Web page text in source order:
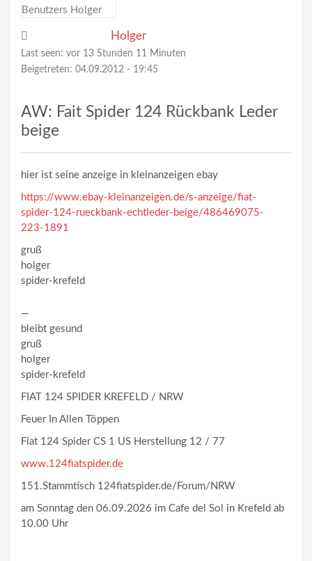
Holger
Last seen: vor 13 Stunden 11 Minuten
Beigetreten: 04.09.2012 - 19:45
AW: Fait Spider 124 Rückbank Leder
beige
hier ist seine anzeige in kleinanzeigen ebay
https://www.ebay-kleinanzeigen.de/s-anzeige/fiat-
spider-124-rueckbank-echtleder-beige/486469075-
223-1891
gruß
holger
spider-krefeld
—
bleibt gesund
gruß
holger
spider-krefeld
FIAT 124 SPIDER KREFELD / NRW
Feuer In Allen Töppen
Fiat 124 Spider CS 1 US Herstellung 12 / 77
www.124fiatspider.de
151.Stammtisch 124fiatspider.de/Forum/NRW
am Sonntag den 06.09.2026 im Cafe del Sol in Krefeld ab
10.00 Uhr